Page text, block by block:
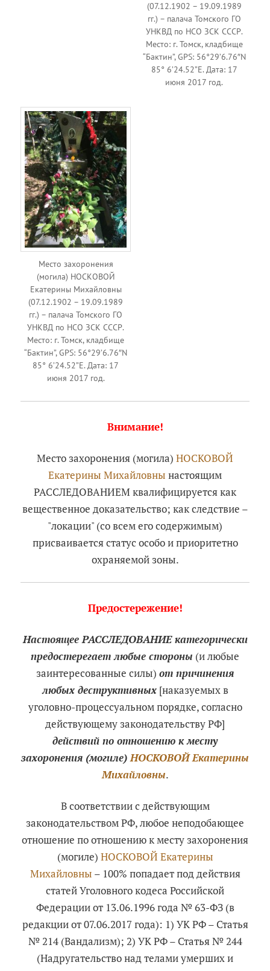
(07.12.1902 – 19.09.1989
гг.) – палача Томского ГО
УНКВД по НСО ЗСК СССР.
Место: г. Томск, кладбище
“Бактин”, GPS: 56°29’6.76″N
85° 6’24.52”E. Дата: 17
июня 2017 год.
Место захоронения
(могила) НОСКОВОЙ
Екатерины Михайловны
(07.12.1902 – 19.09.1989
гг.) – палача Томского ГО
УНКВД по НСО ЗСК СССР.
Место: г. Томск, кладбище
“Бактин”, GPS: 56°29’6.76″N
85° 6’24.52”E. Дата: 17
июня 2017 год.
Внимание!
Место захоронения (могила) НОСКОВОЙ
Екатерины Михайловны настоящим
РАССЛЕДОВАНИЕМ квалифицируется как
вещественное доказательство; как следствие –
"локации" (со всем его содержимым)
присваивается статус особо и приоритетно
охраняемой зоны.
Предостережение!
Настоящее РАССЛЕДОВАНИЕ категорически
предостерегает любые стороны (и любые
заинтересованные силы) от причинения
любых деструктивных[наказуемых в
уголовно-процессуальном порядке, согласно
действующему законодательству РФ]
действий по отношению к месту
захоронения (могиле)НОСКОВОЙ Екатерины
Михайловны.
В соответствии с действующим
законодательством РФ, любое неподобающее
отношение по отношению к месту захоронения
(могиле) НОСКОВОЙ Екатерины
Михайловны – 100% попадает под действия
статей Уголовного кодеса Российской
Федерации от 13.06.1996 года № 63-ФЗ (в
редакции от 07.06.2017 года): 1) УК РФ – Статья
№ 214 (Вандализм); 2) УК РФ – Статья № 244
(Надругательство над телами умерших и